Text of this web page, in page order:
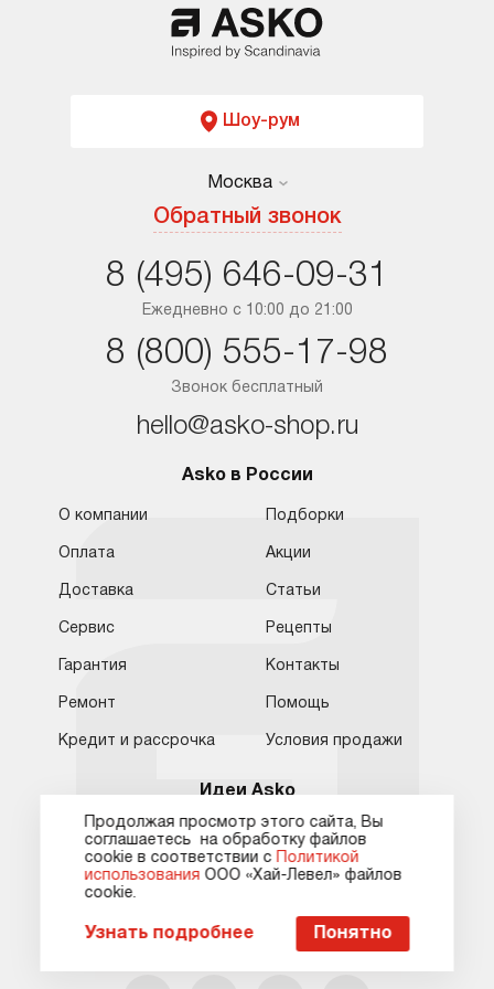
Москва
Краснодар
Ростов-на-Дону
8 (800) 555-17-98
Бесплатно для регионов Ежедневно с 10:00 до 21:00
hello@asko-shop.ru
О компании Ремонт
Оплата Контакты
Статьи и акции
Сервисные центры Кредит и рассрочка
Гарантия Карта сайта
Пожаловаться руководству
Шоу-рум
Москва
Обратный звонок
Москва
Ростов-на-Дону
Ежедневно с 10:00 до 21:00
8 (495) 646-09-31
Звонок бесплатный
8 (800) 555-17-98
hello@asko-shop.ru
Asko в России
О компании
Оплата
Доставка
Сервис
Гарантия
Ремонт
Кредит и рассрочка
Подборки
Акции
Статьи
Рецепты
Контакты
Помощь
Условия продажи
Идеи Asko
Домашняя прачечная
Подбор комплекта
Дизайнерские серии
Глоссарий
Мы в соцсетях
Продолжая просмотр этого сайта, Вы
соглашаетесь на обработку файлов
сооkie в соответствии с
Политикой
использования ООО «Хай-Левел» файлов
сооkіе.
Узнать подробнее Понятно